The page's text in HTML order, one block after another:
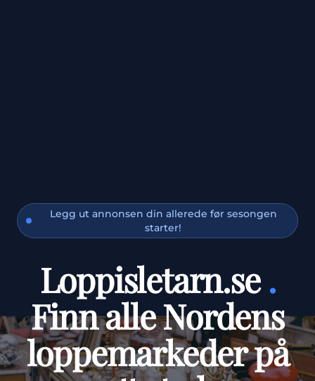
Legg ut annonsen din allerede før sesongen
starter!
Loppisletarn.se.
Finn alle Nordens
loppemarkeder på